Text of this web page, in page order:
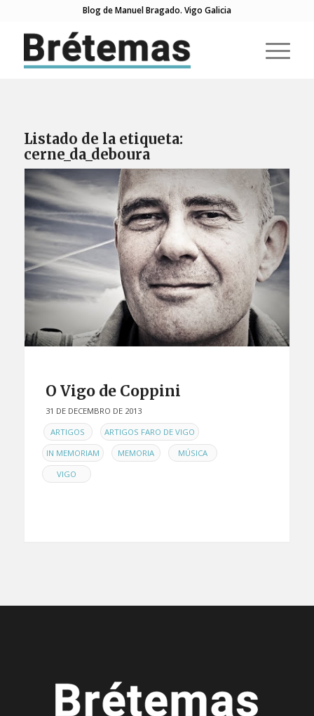
Blog de Manuel Bragado. Vigo Galicia
Listado de la etiqueta:
cerne_da_deboura
O Vigo de Coppini
31 DE DECEMBRO DE 2013
EN ARTIGOS , ARTIGOS FARO DE VIGO ,
IN MEMORIAM , MEMORIA , MÚSICA ,
VIGO